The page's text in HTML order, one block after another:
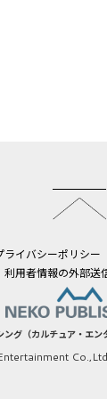
ライバシーポリシー
利用者情報の外部送
グ（カルチュア・エ